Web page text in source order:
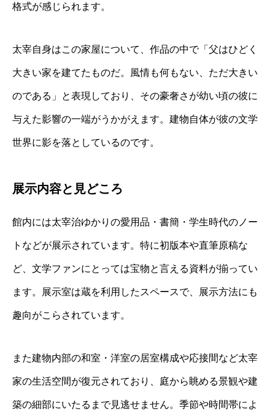
格式が感じられます。
太宰自身はこの家屋について、作品の中で「父はひどく
大きい家を建てたものだ。風情も何もない、ただ大きい
のである」と表現しており、その豪奢さが幼い頃の彼に
与えた影響の一端がうかがえます。建物自体が彼の文学
世界に影を落としているのです。
展示内容と見どころ
館内には太宰治ゆかりの愛用品・書簡・学生時代のノー
トなどが展示されています。特に初版本や直筆原稿な
ど、文学ファンにとっては宝物と言える資料が揃ってい
ます。展示室は蔵を利用したスペースで、展示方法にも
趣向がこらされています。
また建物内部の和室・洋室の居室構成や応接間など太宰
家の生活空間が復元されており、庭から眺める景観や建
築の細部にいたるまで見逃せません。季節や時間帯によ